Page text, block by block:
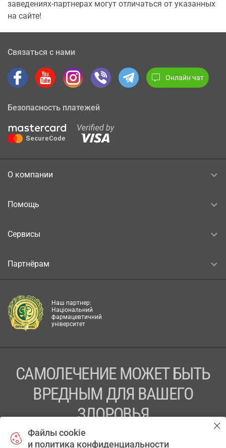
заведениях-партнерах могут отличаться от указанных
на сайте!
Связаться с нами
Онлайн чат
Безопасность платежей
О компании
Помощь
Сервисы
Партнёрам
Наш партнер:
Національний
фармацевтичний
університет
САМОЛЕЧЕНИЕ МОЖЕТ БЫТЬ
ВРЕДНЫМ ДЛЯ ВАШЕГО
ЗДОРОВЬЯ
ПЕРЕД ПРИМЕНЕНИЕМ ПРЕПАРАТА
Файлы cookie
и политика конфиденциальности